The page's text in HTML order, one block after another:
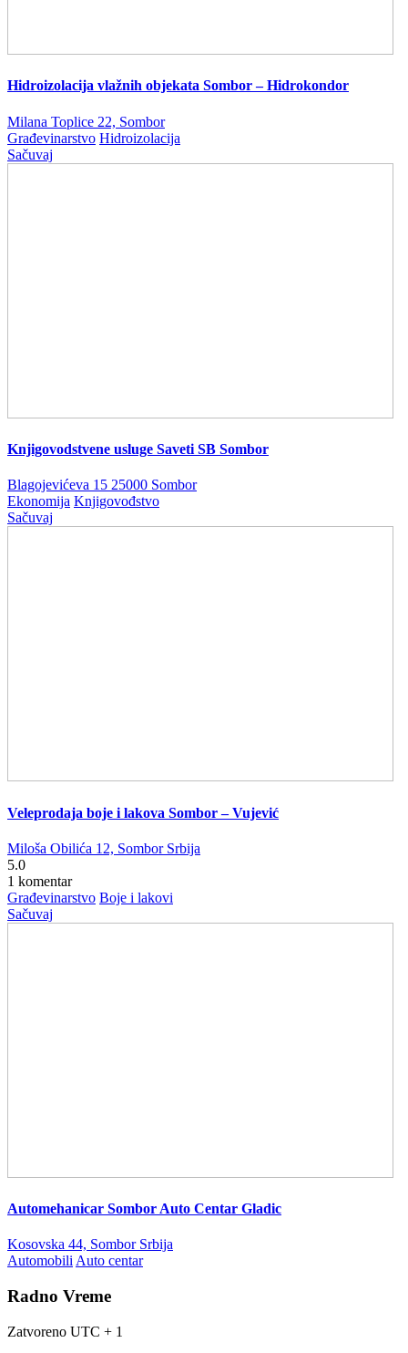
Hidroizolacija vlažnih objekata Sombor – Hidrokondor
Milana Toplice 22, Sombor
Građevinarstvo Hidroizolacija
Sačuvaj
Knjigovodstvene usluge Saveti SB Sombor
Blagojevićeva 15 25000 Sombor
Ekonomija Knjigovođstvo
Sačuvaj
Veleprodaja boje i lakova Sombor – Vujević
Miloša Obilića 12, Sombor Srbija
5.0
1 komentar
Građevinarstvo Boje i lakovi
Sačuvaj
Automehanicar Sombor Auto Centar Gladic
Kosovska 44, Sombor Srbija
Automobili Auto centar
Radno Vreme
Zatvoreno UTC + 1